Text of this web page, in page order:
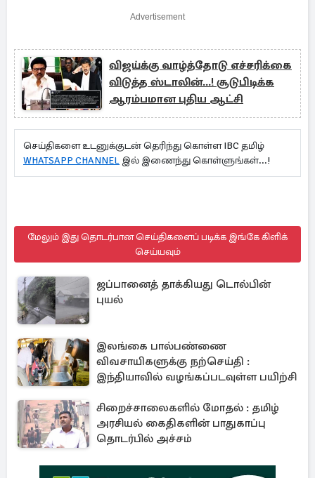
Advertisement
விஜய்க்கு வாழ்த்தோடு எச்சரிக்கை
விடுத்த ஸ்டாலின்...! சூடுபிடிக்க
ஆரம்பமான புதிய ஆட்சி
செய்திகளை உடனுக்குடன் தெரிந்து கொள்ள IBC தமிழ்
WHATSAPP CHANNEL இல் இணைந்து கொள்ளுங்கள்...!
மேலும் இது தொடர்பான செய்திகளைப் படிக்க இங்கே கிளிக்
செய்யவும்
ஜப்பானைத் தாக்கியது டொல்பின்
புயல்
இலங்கை பால்பண்ணை
விவசாயிகளுக்கு நற்செய்தி :
இந்தியாவில் வழங்கப்படவுள்ள பயிற்சி
சிறைச்சாலைகளில் மோதல் : தமிழ்
அரசியல் கைதிகளின் பாதுகாப்பு
தொடர்பில் அச்சம்